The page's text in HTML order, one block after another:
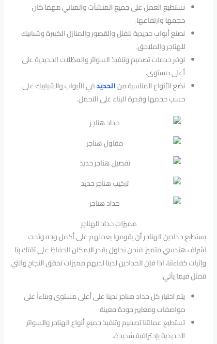
نستطيع العمل على جميع المنشآت والمباني مهما كان
حجمها وارتفاعها.
نصنع أبواب حديدية للفلل والقصور والمنازل الكبيرة وشبابيك
للهناجر والملاحق.
نوفر خدمات تصميم وتنفيذ السواتر والمظلات الحديدية على
أعلى مستوى.
نضع الأنواع المناسبة منالحديدفي الأبواب والشبابيك على
حسب حجمها وقدرة البناء على التحمل.
مميزات حداد الهناجر
يستطيع حدادين الهناجر أن يقوموا بعملهم على أكمل وجه وتحت
إشراف هندسي متميز، فنحن نحاول بقدر الإمكان الحفاظ على ثقتك بنا
وإثبات كفاءتنا، اذا فإن الحدادين لدينا لديهم مميزات تحقق النجاح والتي
تتمثل فيما يأتي:
يتم اختيار كل حداد هناجر لدينا على أعلى مستوى وبناءاً على
مواصفات ومعايير جودة معينة.
تستطيع عمالتنا تصميم وتنفيذ جميع أنواع الهناجر والسواتر
الحديدية بإحترافية شديدة.